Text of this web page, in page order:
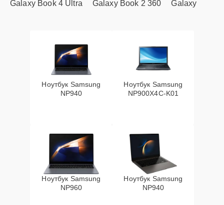
Galaxy Book 4 Ultra Galaxy Book 2 360 Galaxy
Ноутбук Samsung
NP940
Ноутбук Samsung
NP900X4C-K01
Ноутбук Samsung
NP960
Ноутбук Samsung
NP940